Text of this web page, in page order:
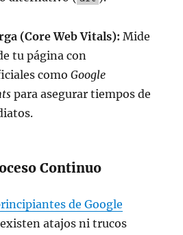
(Core Web Vitals): Mide
tu página con
comoGoogle
para asegurar tiempos de
Continuo
de Google
atajos ni trucos